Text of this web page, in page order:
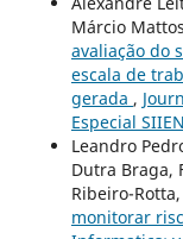
Márcio
avaliação do
escala de
gerada ,
Especial
Leandro
Dutra Braga,
Ribeiro-Rotta,
monitorar